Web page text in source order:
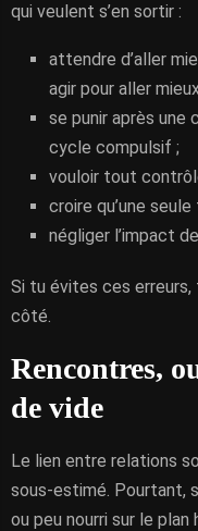
qui veulent s’en sortir :
attendre d’aller
agir pour aller
se punir après une
cycle compulsif ;
vouloir tout
croire qu’une
négliger l’impact
Si tu évites ces
côté.
Rencontres,
de vide
Le lien entre relations
sous-estimé. Pourtant,
ou peu nourri sur le plan